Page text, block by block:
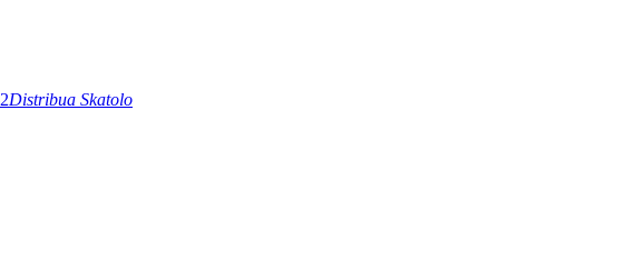
Distribua Skatolo